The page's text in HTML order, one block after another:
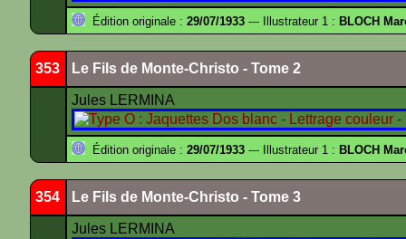
Édition originale : 29/07/1933 --- Illustrateur 1 : BLOCH
353 Le Fils de Monte-Christo - Tome 2
Jules LERMINA
Édition originale : 29/07/1933 --- Illustrateur 1 : BLOCH
354 Le Fils de Monte-Christo - Tome 3
Jules LERMINA